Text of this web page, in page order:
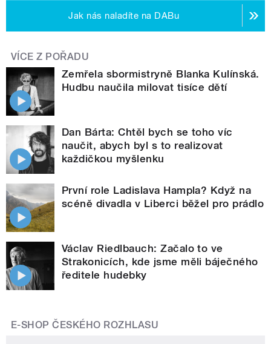
Jak nás naladíte na DABu
VÍCE Z POŘADU
Zemřela sbormistryně Blanka Kulínská.
Hudbu naučila milovat tisíce dětí
Dan Bárta: Chtěl bych se toho víc
naučit, abych byl s to realizovat
každičkou myšlenku
První role Ladislava Hampla? Když na
scéně divadla v Liberci běžel pro prádlo
Václav Riedlbauch: Začalo to ve
Strakonicích, kde jsme měli báječného
ředitele hudebky
E-SHOP ČESKÉHO ROZHLASU